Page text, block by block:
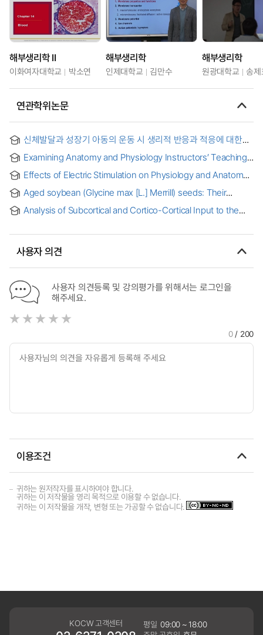
해부생리학 II
이화여자대학교 박소연
해부생리학
인제대학교 김만수
해부생리학
원광대학교 송
연관학위논문
신체발달과 성장기 아동의 운동 시 생리적 반응과 적응에 대한
Youth Athlete
Examining Anatomy and Physiology Instructors’ Teaching
Learning Preferences
Effects of Electric Stimulation on Physiology and Anatomy
Aged soybean (Glycine max [L.] Merrill) seeds: Their
Analysis of Subcortical and Cortico-Cortical Input to the
Development
사용자 의견
사용자 의견등록 및 강의평가를 위해서는 로그인을
해주세요.
0/ 200
이용조건
귀하는 원저작자를 표시하여야 합니다.
귀하는 이 저작물을 영리 목적으로 이용할 수 없습니다.
귀하는 이 저작물을 개작, 변형 또는 가공할 수 없습니다.
KOCW 고객센터 평일 09:00 ~ 18:00